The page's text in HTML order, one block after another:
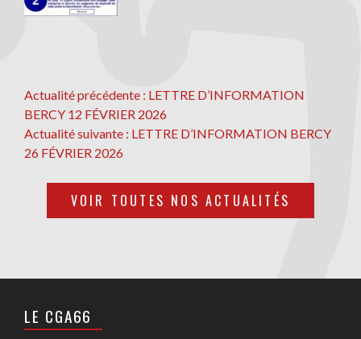
NAVIGATION
DE
L’ARTICLE
Actualité précédente : Actualité
précédente
LETTRE D’INFORMATION
BERCY 12 FÉVRIER 2026
Actualité suivante : Actualité
LETTRE D’INFORMATION BERCY
26 FÉVRIER 2026
VOIR TOUTES NOS ACTUALITÉS
LE CGA66